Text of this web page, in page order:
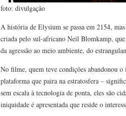
foto: divulgação
A história de Elysium se passa em 2154,
criada pelo sul-africano Neil Blomkamp,
da agressão ao meio ambiente, do
No filme, quem teve condições abandonou
plataforma que paira na estratosfera –
sem escala à tecnologia de ponta, eles são
iniquidade é apresentada que reside o